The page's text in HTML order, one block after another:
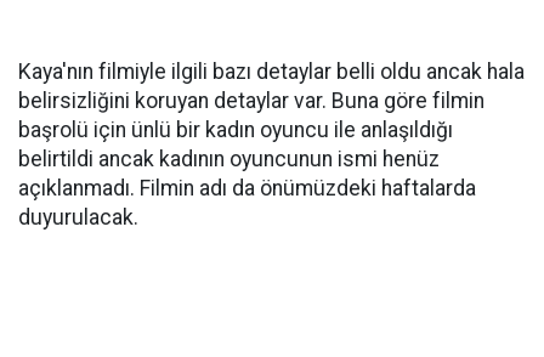
Kaya'nın filmiyle ilgili bazı detaylar belli oldu ancak hala
belirsizliğini koruyan detaylar var. Buna göre filmin
başrolü için ünlü bir kadın oyuncu ile anlaşıldığı
belirtildi ancak kadının oyuncunun ismi henüz
açıklanmadı. Filmin adı da önümüzdeki haftalarda
duyurulacak.